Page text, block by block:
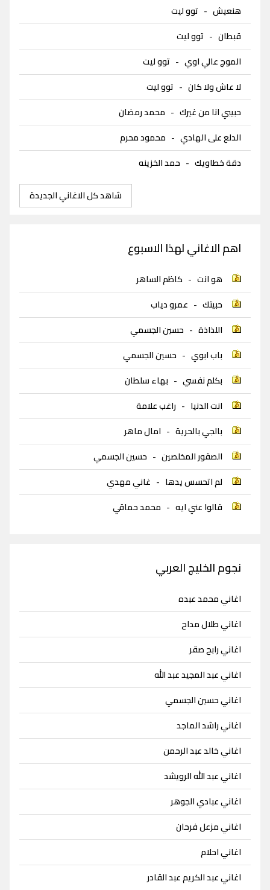
هنعيش - توو ليت
قبطان - توو ليت
الموج عالي اوي - توو ليت
لا عاش ولا كان - توو ليت
حبيبي انا من غيرك - محمد رمضان
الدلع على الهادي - محمود محرم
دقة خطاويك - حمد الخزينه
شاهد كل الاغاني الجديدة
اهم الاغاني لهذا الاسبوع
هو انت - كاظم الساهر
حبيتك - عمرو دياب
اللذاذة - حسين الجسمي
باب ابوي - حسين الجسمي
بكلم نفسي - بهاء سلطان
انت الدنيا - راغب علامة
بالجي بالحرية - امال ماهر
الصقور المخلصين - حسين الجسمي
لم اتحسس يدها - غاني مهدي
قالوا عني ايه - محمد حماقي
نجوم الخليج العربي
اغاني محمد عبده
اغاني طلال مداح
اغاني رابح صقر
اغاني عبد المجيد عبد الله
اغاني حسين الجسمي
اغاني راشد الماجد
اغاني خالد عبد الرحمن
اغاني عبد الله الرويشد
اغاني عبادي الجوهر
اغاني مزعل فرحان
اغاني احلام
اغاني عبد الكريم عبد القادر